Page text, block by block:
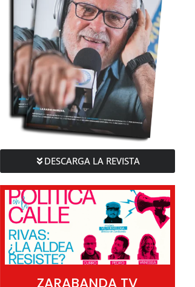
DESCARGA LA REVISTA
ZARABANDA TV